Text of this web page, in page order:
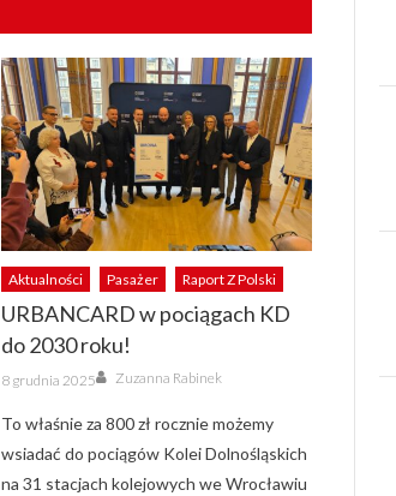
Aktualności Pasażer Raport Z Polski
URBANCARD w pociągach KD
do 2030 roku!
Posted
on
8 grudnia 2025 Author
Zuzanna Rabinek
To właśnie za 800 zł rocznie możemy
wsiadać do pociągów Kolei Dolnośląskich
na 31 stacjach kolejowych we Wrocławiu